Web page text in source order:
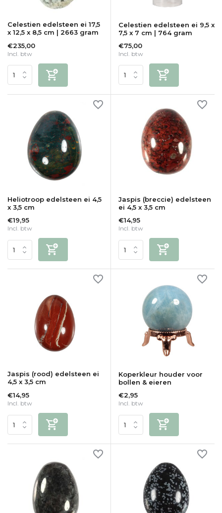
Celestien edelsteen ei 17,5
x 12,5 x 8,5 cm | 2663 gram
€235,00
Incl. btw
Celestien edelsteen ei 9,5 x
7,5 x 7 cm | 764 gram
€75,00
Incl. btw
Heliotroop edelsteen ei 4,5
x 3,5 cm
€19,95
Incl. btw
Jaspis (breccie) edelsteen
ei 4,5 x 3,5 cm
€14,95
Incl. btw
Jaspis (rood) edelsteen ei
4,5 x 3,5 cm
€14,95
Incl. btw
Koperkleur houder voor
bollen & eieren
€2,95
Incl. btw